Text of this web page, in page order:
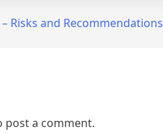
Risks and Recommendations
post a comment.